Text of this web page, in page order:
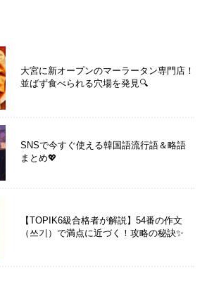
大宮に新オープンのマーラータン専門店！
並ばず食べられる穴場を発見🔍
SNSで今すぐ使える韓国語流行語＆略語
まとめ💖
【TOPIK6級合格者が解説】54番の作文
（쓰기）で満点に近づく！攻略の秘訣✨